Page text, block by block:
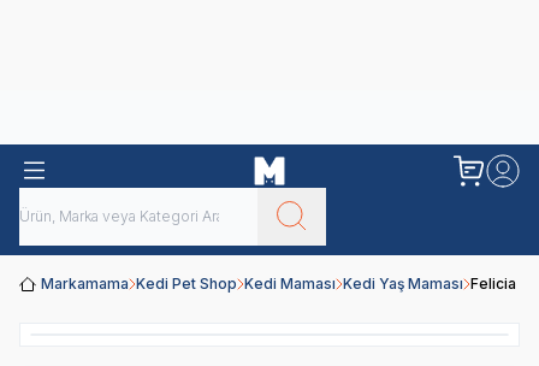
Markamama Kedi Pet Shop Kedi Maması Kedi Yaş Maması Felicia